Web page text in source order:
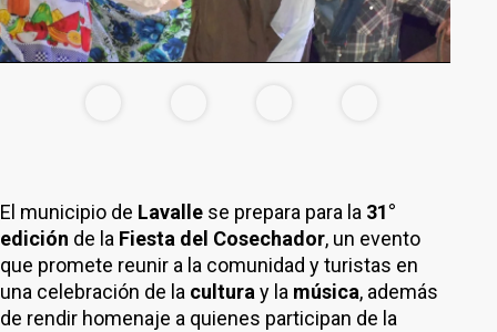
El municipio de Lavalle se prepara para la 31°
edición de la Fiesta del Cosechador, un evento
que promete reunir a la comunidad y turistas en
una celebración de la cultura y la música, además
de rendir homenaje a quienes participan de la